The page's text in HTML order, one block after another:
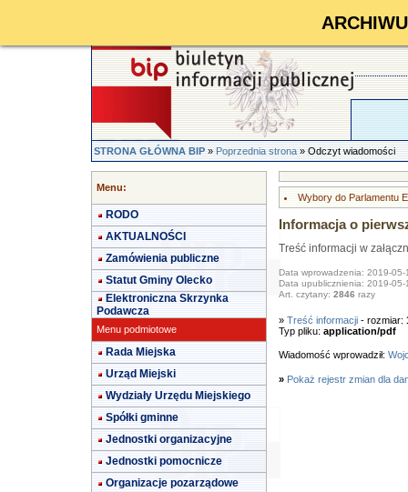
STRONA GŁÓWNA BIP»Poprzednia strona» Odczyt wiadomości
Menu:
RODO
AKTUALNOŚCI
Zamówienia publiczne
Statut Gminy Olecko
Elektroniczna Skrzynka
Podawcza
Menu podmiotowe
Rada Miejska
Urząd Miejski
Wydziały Urzędu Miejskiego
Spółki gminne
Jednostki organizacyjne
Jednostki pomocnicze
Organizacje pozarządowe
Wybory do Parlamentu
Informacja o
Treść informacji w
Data wprowadzenia: 2019-05-
Data upublicznienia: 2019-05-
Art. czytany: 2846 razy
» Treść informacji- rozmiar:
Typ pliku: application/pdf
Wiadomość wprowadził:
» Pokaż rejestr zmian dla